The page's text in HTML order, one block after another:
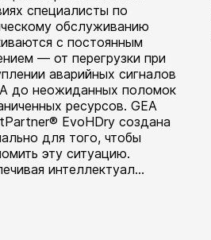
специалисты по
обслуживанию
с постоянным
— от перегрузки при
аварийных сигналов
до неожиданных поломок
ресурсов. GEA
EvoHDry создана
для того, чтобы
эту ситуацию.
интеллектуал...